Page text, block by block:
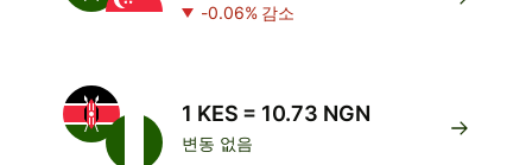
-0.06% 감소
1 KES = 10.73 NGN
변동 없음